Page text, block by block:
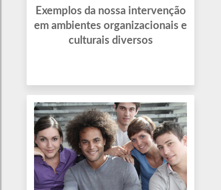
Exemplos da nossa intervenção
em ambientes organizacionais e
culturais diversos